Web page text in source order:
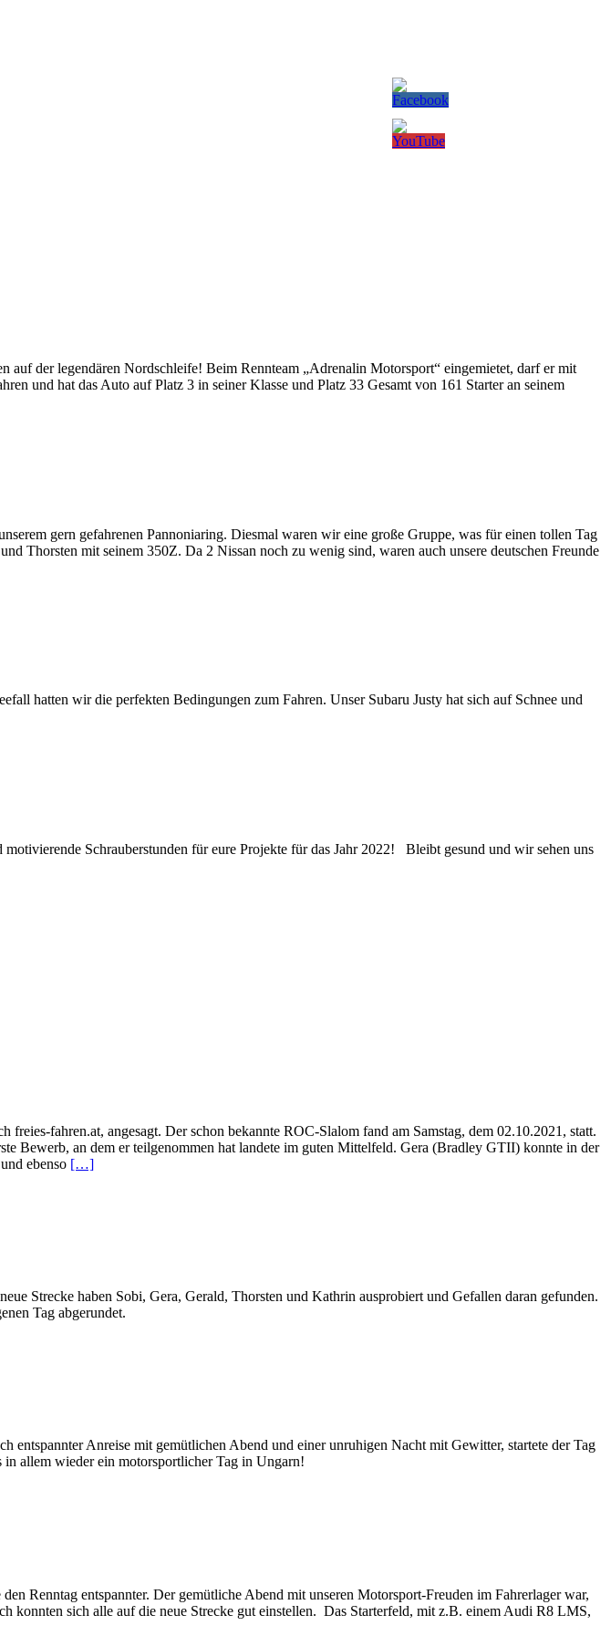
der legendären Nordschleife! Beim Rennteam „Adrenalin Motorsport“ eingemietet, darf er mit
und hat das Auto auf Platz 3 in seiner Klasse und Platz 33 Gesamt von 161 Starter an seinem
gern gefahrenen Pannoniaring. Diesmal waren wir eine große Gruppe, was für einen tollen Tag
Thorsten mit seinem 350Z. Da 2 Nissan noch zu wenig sind, waren auch unsere deutschen Freunde
hatten wir die perfekten Bedingungen zum Fahren. Unser Subaru Justy hat sich auf Schnee und
Schrauberstunden für eure Projekte für das Jahr 2022! Bleibt gesund und wir sehen uns
fahren.at, angesagt. Der schon bekannte ROC-Slalom fand am Samstag, dem 02.10.2021, statt.
Bewerb, an dem er teilgenommen hat landete im guten Mittelfeld. Gera (Bradley GTII) konnte in der
ebenso […]
Strecke haben Sobi, Gera, Gerald, Thorsten und Kathrin ausprobiert und Gefallen daran gefunden.
Tag abgerundet.
Anreise mit gemütlichen Abend und einer unruhigen Nacht mit Gewitter, startete der Tag
in allem wieder ein motorsportlicher Tag in Ungarn!
Renntag entspannter. Der gemütliche Abend mit unseren Motorsport-Freuden im Fahrerlager war,
sich alle auf die neue Strecke gut einstellen. Das Starterfeld, mit z.B. einem Audi R8 LMS,